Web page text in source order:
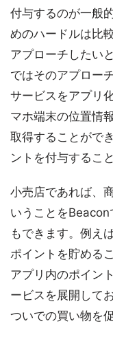
付与するのが一般
めのハードルは比
アプローチしたい
ではそのアプロー
サービスをアプリ
マホ端末の位置情
取得することがで
ントを付与するこ
小売店であれば、
いうことをBeacon
もできます。例え
ポイントを貯める
アプリ内のポイン
ービスを展開して
ついでの買い物を